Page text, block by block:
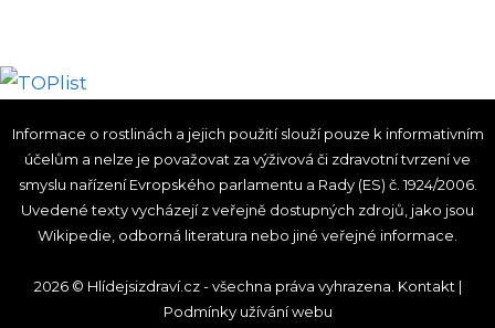
Informace o rostlinách a jejich použití slouží pouze k informativním
účelům a nelze je považovat za výživová či zdravotní tvrzení ve
smyslu nařízení Evropského parlamentu a Rady (ES) č. 1924/2006.
Uvedené texty vycházejí z veřejně dostupných zdrojů, jako jsou
Wikipedie, odborná literatura nebo jiné veřejné informace.
2026 © Hlídejsizdraví.cz - všechna práva vyhrazena. Kontakt |
Podmínky užívání webu